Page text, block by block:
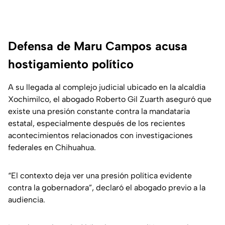
Defensa de Maru Campos acusa
hostigamiento político
A su llegada al complejo judicial ubicado en la alcaldía
Xochimilco, el abogado Roberto Gil Zuarth aseguró que
existe una presión constante contra la mandataria
estatal, especialmente después de los recientes
acontecimientos relacionados con investigaciones
federales en Chihuahua.
“El contexto deja ver una presión política evidente
contra la gobernadora”, declaró el abogado previo a la
audiencia.